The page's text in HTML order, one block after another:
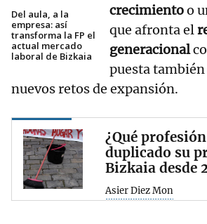
Del aula, a la
empresa: así
transforma la FP el
actual mercado
laboral de Bizkaia
crecimientoo
que afronta el
generacional
puesta
nuevos retos de expansión.
¿Qué
duplicado su
Bizkaia desde
Asier Diez Mon